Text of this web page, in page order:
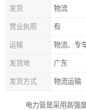
发货 物流
营业执照 有
运输 物流、专
发货地 广东
发货方式 物流运输
电力管是采用高强